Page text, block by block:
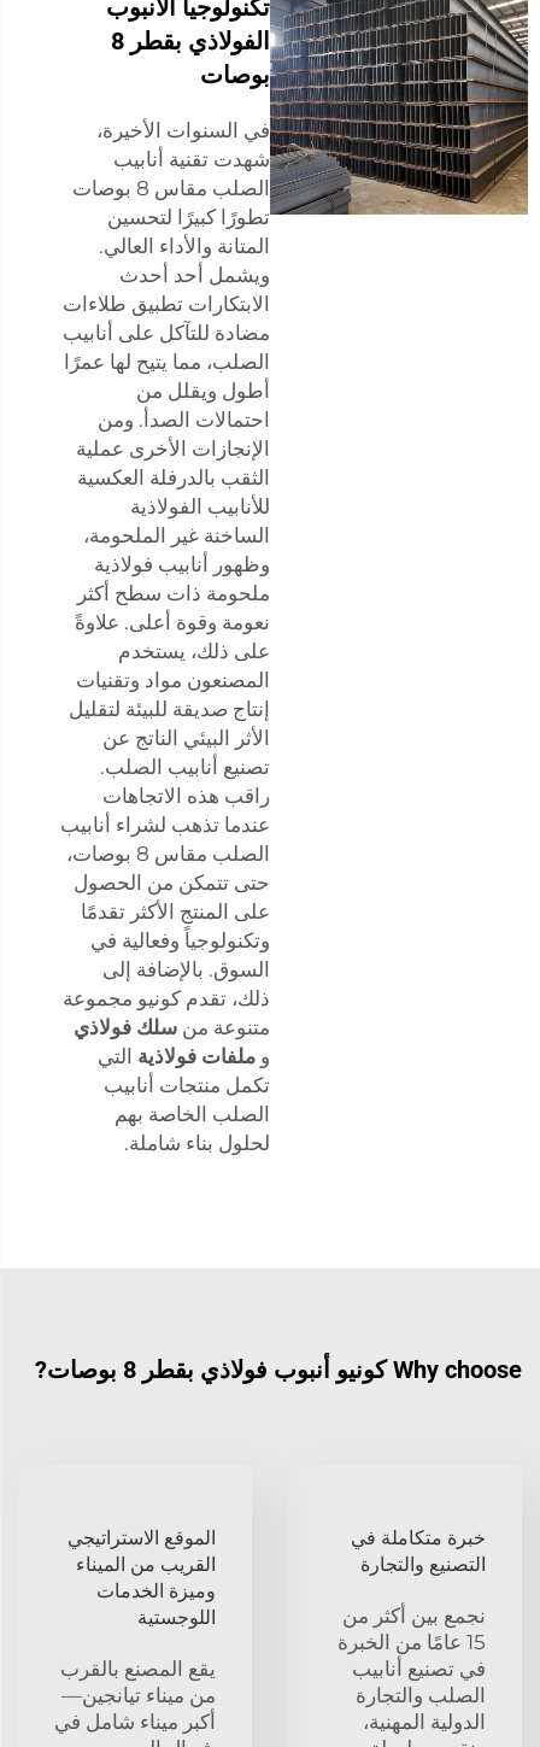
تكنولوجيا الأنبوب
الفولاذي بقطر 8
بوصات
في السنوات الأخيرة،
شهدت تقنية أنابيب
الصلب مقاس 8 بوصات
تطورًا كبيرًا لتحسين
المتانة والأداء العالي.
ويشمل أحد أحدث
الابتكارات تطبيق طلاءات
مضادة للتآكل على أنابيب
الصلب، مما يتيح لها عمرًا
أطول ويقلل من
احتمالات الصدأ. ومن
الإنجازات الأخرى عملية
الثقب بالدرفلة العكسية
للأنابيب الفولاذية
الساخنة غير الملحومة،
وظهور أنابيب فولاذية
ملحومة ذات سطح أكثر
نعومة وقوة أعلى. علاوةً
على ذلك، يستخدم
المصنعون مواد وتقنيات
إنتاج صديقة للبيئة لتقليل
الأثر البيئي الناتج عن
تصنيع أنابيب الصلب.
راقب هذه الاتجاهات
عندما تذهب لشراء أنابيب
الصلب مقاس 8 بوصات،
حتى تتمكن من الحصول
على المنتج الأكثر تقدمًا
وتكنولوجياً وفعالية في
السوق. بالإضافة إلى
ذلك، تقدم كونيو مجموعة
متنوعة من سلك فولاذي
و ملفات فولاذية التي
تكمل منتجات أنابيب
الصلب الخاصة بهم
لحلول بناء شاملة.
Why choose كونيو أنبوب فولاذي بقطر 8 بوصات?
خبرة متكاملة في
التصنيع والتجارة
نجمع بين أكثر من
15 عامًا من الخبرة
في تصنيع أنابيب
الصلب والتجارة
الدولية المهنية،
الموقع الاستراتيجي
القريب من الميناء
وميزة الخدمات
اللوجستية
يقع المصنع بالقرب
من ميناء تيانجين—
أكبر ميناء شامل في